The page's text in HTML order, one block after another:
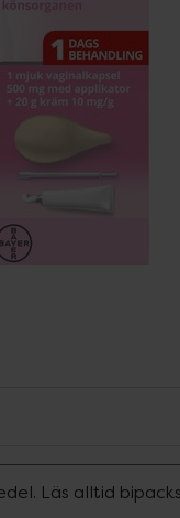
Läs alltid